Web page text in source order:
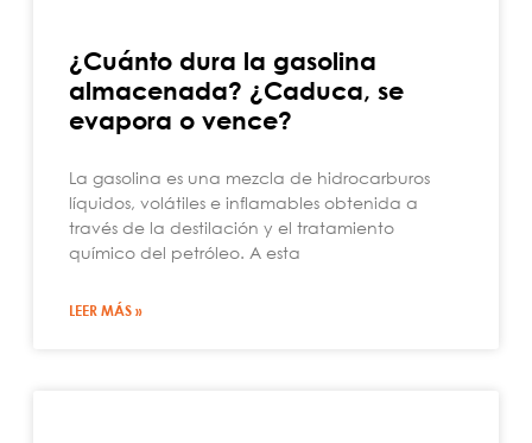
¿Cuánto dura la gasolina
almacenada? ¿Caduca, se
evapora o vence?
La gasolina es una mezcla de hidrocarburos
líquidos, volátiles e inflamables obtenida a
través de la destilación y el tratamiento
químico del petróleo. A esta
LEER MÁS »